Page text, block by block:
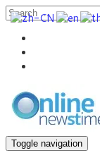
Toggle navigation